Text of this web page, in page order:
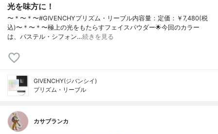
光を味方に！
〜＊〜＊〜#GIVENCHYプリズム・リーブル内容量：定価：￥7,480(税
込)〜＊〜＊〜極上の光をもたらすフェイスパウダー🌟今回のカラー
は、パステル・シフォン…続きを見る
GIVENCHY(ジバンシイ)
プリズム・リーブル
カサブランカ